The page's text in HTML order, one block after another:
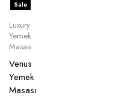
Sale
Luxury
Yemek
Masası
Venus
Yemek
Masası